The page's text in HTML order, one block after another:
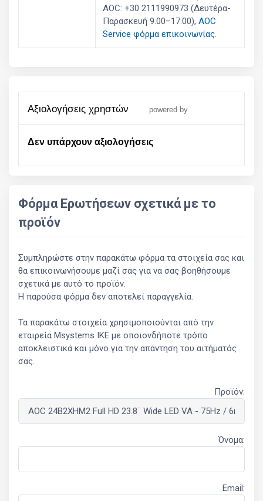
AOC: +30 2111990973 (Δευτέρα-
Παρασκευή 9.00–17.00), AOC
Service φόρμα επικοινωνίας.
αξιολογήσεις χρηστών powered by
Δεν υπάρχουν αξιολογήσεις
Φόρμα Ερωτήσεων σχετικά με το
προϊόν
Συμπληρώστε στην παρακάτω φόρμα τα στοιχεία σας και
θα επικοινωνήσουμε μαζί σας για να σας βοηθήσουμε
σχετικά με αυτό το προϊόν.
Η παρούσα φόρμα δεν αποτελεί παραγγελία.
Τα παρακάτω στοιχεία χρησιμοποιούνται από την
εταιρεία Msystems ΙΚΕ με οποιονδήποτε τρόπο
αποκλειστικά και μόνο για την απάντηση του αιτήματός
σας.
Προϊόν:
Όνομα:
Email: